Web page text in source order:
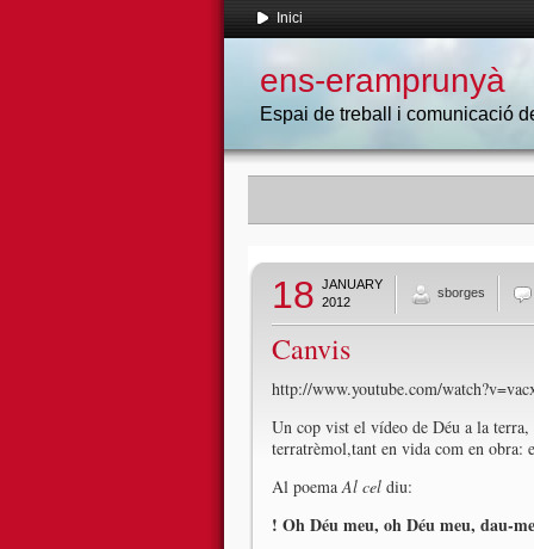
Inici
ens-eramprunyà
Espai de treball i comunicació
18 JANUARY
2012
sborges
Canvis
http://www.youtube.com/
Un cop vist el vídeo de Déu a la terra,
terratrèmol,tant en vida com en obra:
Al poemaAl cel diu:
! Oh Déu meu, oh Déu meu, dau-